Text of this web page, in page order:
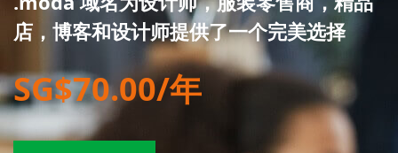
店，博客和设计师提供了一个完美选择
SG$70.00/年